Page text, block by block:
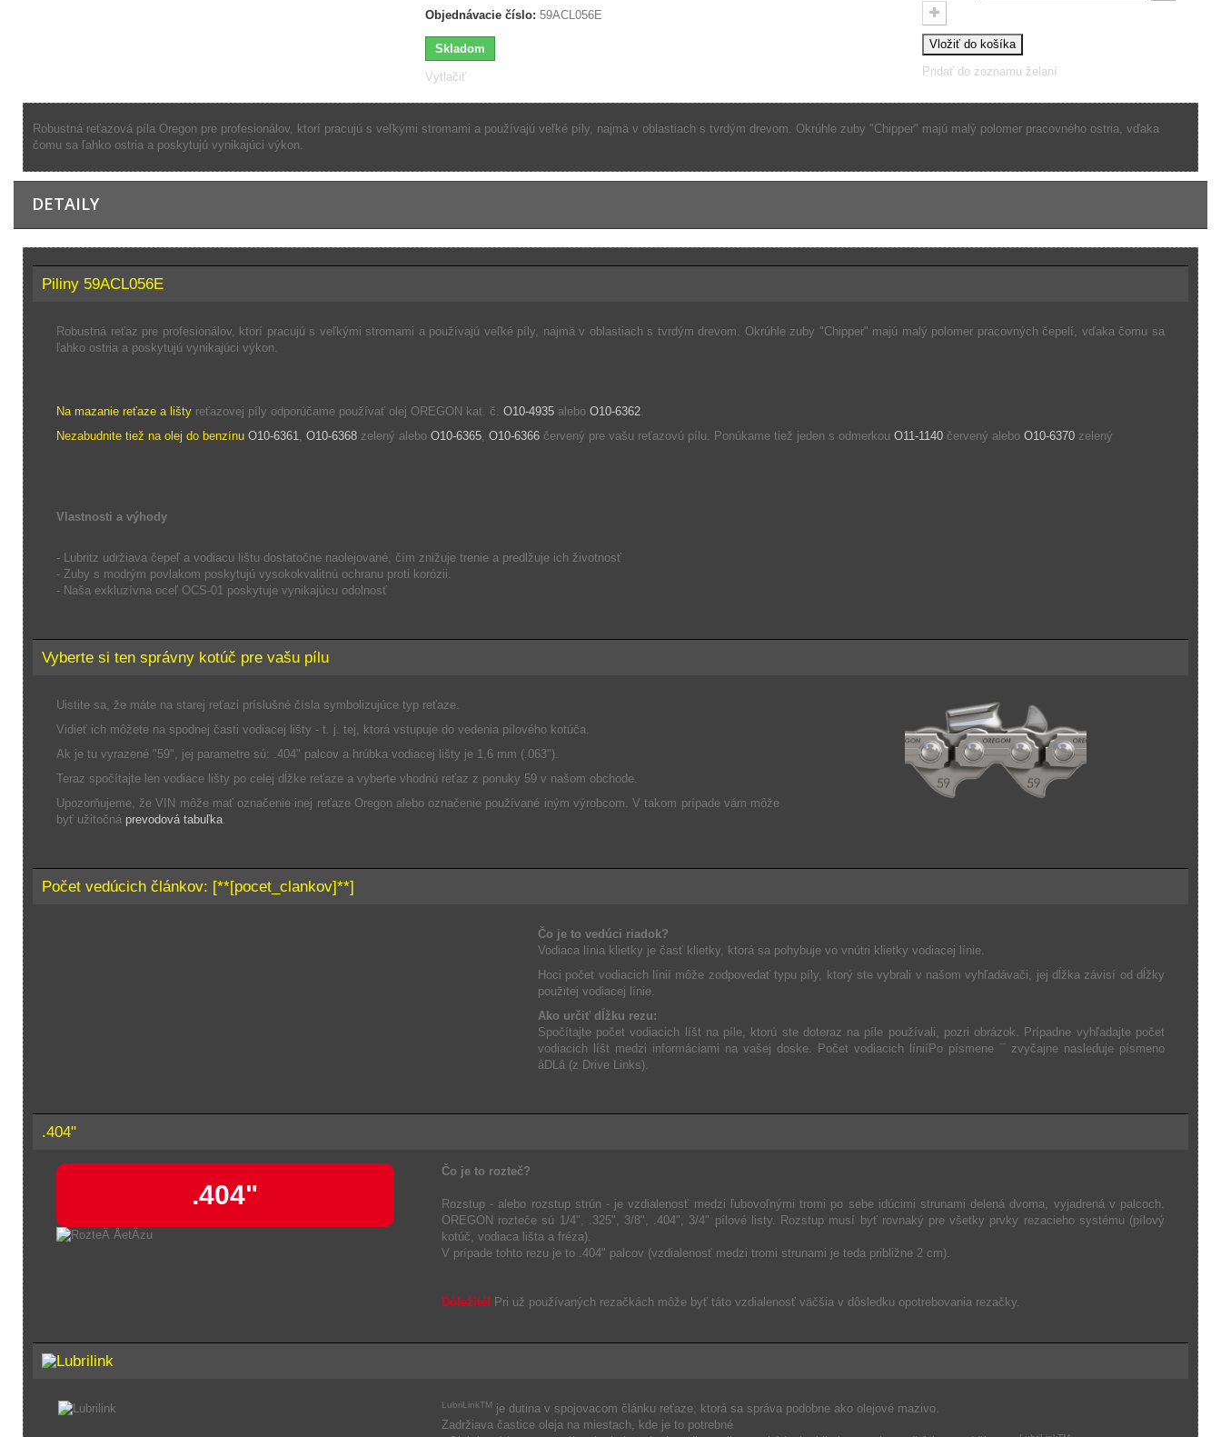
Objednávacie číslo: 59ACL056E
Skladom
Vytlačiť
Vložiť do košíka
Pridať do zoznamu želaní
Robustná reťazová píla Oregon pre profesionálov, ktorí pracujú s veľkými stromami a používajú veľké píly, najmä v oblastiach s tvrdým drevom. Okrúhle zuby "Chipper" majú malý polomer pracovného ostria, vďaka
čomu sa ľahko ostria a poskytujú vynikajúci výkon.
DETAILY
Piliny 59ACL056E
Robustná reťaz pre profesionálov, ktorí pracujú s veľkými stromami a používajú veľké píly, najmä v oblastiach s tvrdým drevom. Okrúhle zuby "Chipper" majú malý polomer pracovných čepelí, vďaka čomu sa
ľahko ostria a poskytujú vynikajúci výkon.
Na mazanie reťaze a lišty reťazovej píly odporúčame používať olej OREGON kat. č. O10-4935 alebo O10-6362.
Nezabudnite tiež na olej do benzínu O10-6361, O10-6368 zelený alebo O10-6365, O10-6366 červený pre vašu reťazovú pílu. Ponúkame tiež jeden s odmerkou O11-1140 červený alebo O10-6370 zelený
Vlastnosti a výhody
- Lubritz udržiava čepeľ a vodiacu lištu dostatočne naolejované, čím znižuje trenie a predlžuje ich životnosť
- Zuby s modrým povlakom poskytujú vysokokvalitnú ochranu proti korózii.
- Naša exkluzívna oceľ OCS-01 poskytuje vynikajúcu odolnosť
Vyberte si ten správny kotúč pre vašu pílu
Uistite sa, že máte na starej reťazi príslušné čísla symbolizujúce typ reťaze.
Vidieť ich môžete na spodnej časti vodiacej lišty - t. j. tej, ktorá vstupuje do vedenia pílového kotúča.
Ak je tu vyrazené "59", jej parametre sú: .404" palcov a hrúbka vodiacej lišty je 1,6 mm (.063").
Teraz spočítajte len vodiace lišty po celej dĺžke reťaze a vyberte vhodnú reťaz z ponuky 59 v našom obchode.
Upozorňujeme, že VIN môže mať označenie inej reťaze Oregon alebo označenie používané iným výrobcom. V takom prípade vám môže
byť užitočná prevodová tabuľka.
Počet vedúcich článkov: [**[pocet_clankov]**]
Čo je to vedúci riadok?
Vodiaca línia klietky je časť klietky, ktorá sa pohybuje vo vnútri klietky vodiacej línie.
Hoci počet vodiacich línií môže zodpovedať typu píly, ktorý ste vybrali v našom vyhľadávači, jej dĺžka závisí od dĺžky
použitej vodiacej línie.
Ako určiť dĺžku rezu:
Spočítajte počet vodiacich líšt na píle, ktorú ste doteraz na píle používali, pozri obrázok. Prípadne vyhľadajte počet
vodiacich líšt medzi informáciami na vašej doske. Počet vodiacich líniíPo písmene ¯ zvyčajne nasleduje písmeno
âDLâ (z Drive Links).
.404"
.404"
Čo je to rozteč?
Rozstup - alebo rozstup strún - je vzdialenosť medzi ľubovoľnými tromi po sebe idúcimi strunami delená dvoma, vyjadrená v palcoch.
OREGON rozteče sú 1/4", .325", 3/8", .404", 3/4" pílové listy. Rozstup musí byť rovnaký pre všetky prvky rezacieho systému (pílový
kotúč, vodiaca lišta a fréza).
V prípade tohto rezu je to .404" palcov (vzdialenosť medzi tromi strunami je teda približne 2 cm).
Dôležité! Pri už používaných rezačkách môže byť táto vzdialenosť väčšia v dôsledku opotrebovania rezačky.
LubriLinkTMje dutina v spojovacom článku reťaze, ktorá sa správa podobne ako olejové mazivo.
Zadržiava častice oleja na miestach, kde je to potrebné